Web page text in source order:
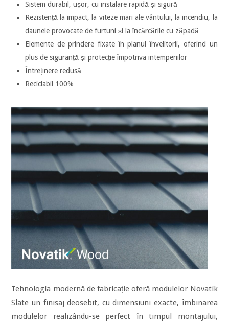
Sistem durabil, ușor, cu instalare rapidă și sigură
Rezistență la impact, la viteze mari ale vântului, la incendiu, la
daunele provocate de furtuni și la încărcările cu zăpadă
Elemente de prindere fixate în planul învelitorii, oferind un
plus de siguranță și protecție împotriva intemperiilor
Întreținere redusă
Reciclabil 100%
Tehnologia modernă de fabricație oferă modulelor Novatik
Slate un finisaj deosebit, cu dimensiuni exacte, îmbinarea
modulelor realizându-se perfect în timpul montajului,